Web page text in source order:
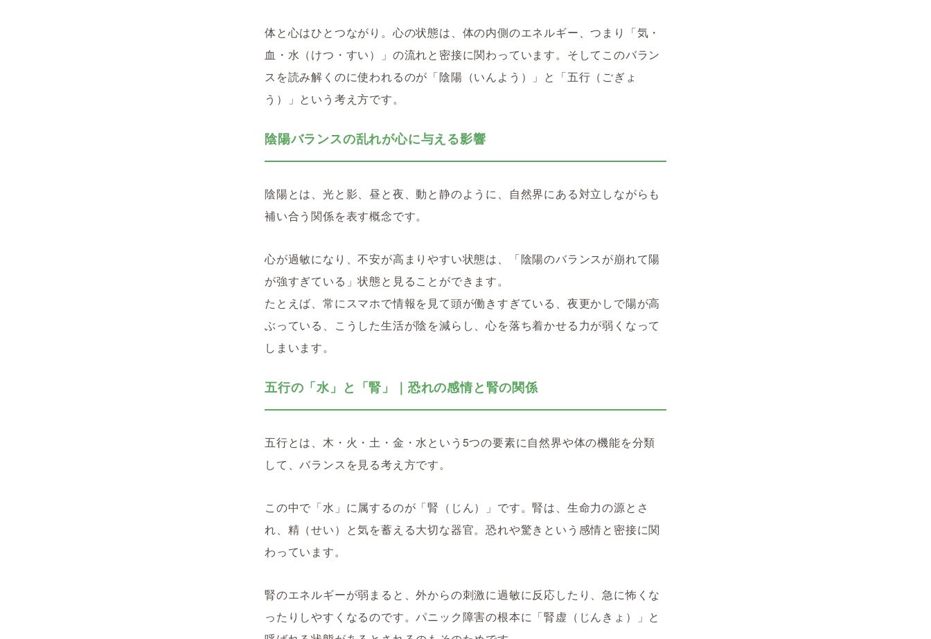
体と心はひとつながり。心の状態は、体の内側のエネルギー、つまり「気・
血・水（けつ・すい）」の流れと密接に関わっています。そしてこのバラン
スを読み解くのに使われるのが「陰陽（いんよう）」と「五行（ごぎょ
う）」という考え方です。
陰陽バランスの乱れが心に与える影響
陰陽とは、光と影、昼と夜、動と静のように、自然界にある対立しながらも
補い合う関係を表す概念です。
心が過敏になり、不安が高まりやすい状態は、「陰陽のバランスが崩れて陽
が強すぎている」状態と見ることができます。
たとえば、常にスマホで情報を見て頭が働きすぎている、夜更かしで陽が高
ぶっている、こうした生活が陰を減らし、心を落ち着かせる力が弱くなって
しまいます。
五行の「水」と「腎」｜恐れの感情と腎の関係
五行とは、木・火・土・金・水という5つの要素に自然界や体の機能を分類
して、バランスを見る考え方です。
この中で「水」に属するのが「腎（じん）」です。腎は、生命力の源とさ
れ、精（せい）と気を蓄える大切な器官。恐れや驚きという感情と密接に関
わっています。
腎のエネルギーが弱まると、外からの刺激に過敏に反応したり、急に怖くな
ったりしやすくなるのです。パニック障害の根本に「腎虚（じんきょ）」と